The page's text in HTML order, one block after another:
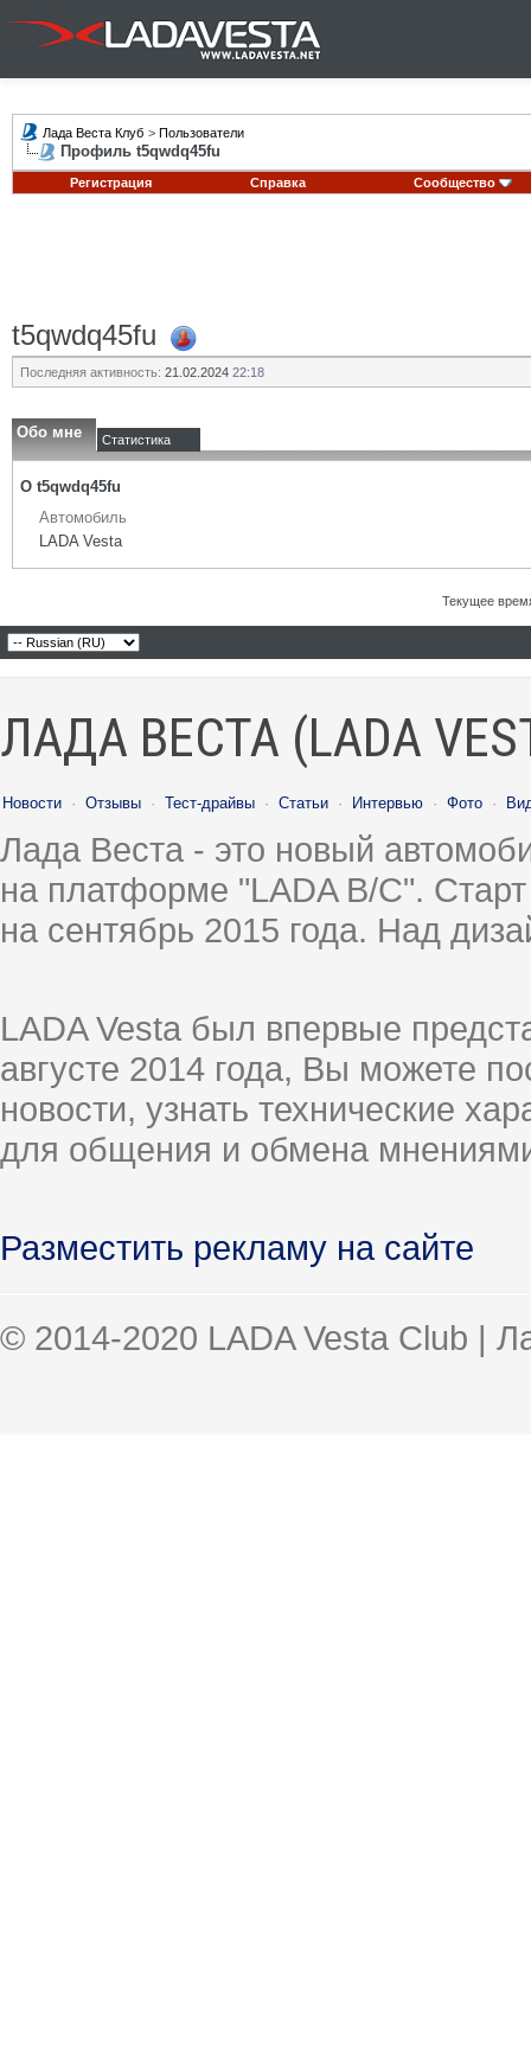
Лада Веста Клуб > Пользователи
Профиль t5qwdq45fu
Регистрация Справка Сообщество
t5qwdq45fu
Последняя активность: 21.02.2024 22:18
Обо мне Статистика
О t5qwdq45fu
Автомобиль
LADA Vesta
Текущее
ЛАДА ВЕСТА (LADA
Новости · Отзывы · Тест-драйвы · Статьи · Интервью · Фото ·
Лада Веста - это новый
на платформе "LADA B/C".
на сентябрь 2015 года. Над
LADA Vesta был впервые
августе 2014 года, Вы можете
новости, узнать технические
для общения и обмена
Разместить рекламу на сайте
© 2014-2020 LADA Vesta Club |